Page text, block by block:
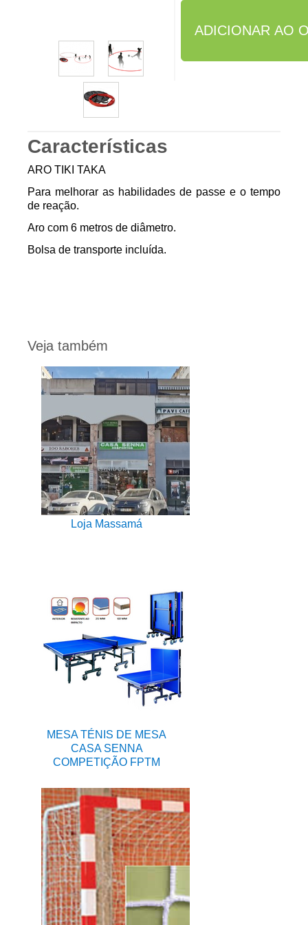
Características
ARO TIKI TAKA
Para melhorar as habilidades de passe e o tempo
de reação.
Aro com 6 metros de diâmetro.
Bolsa de transporte incluída.
Veja também
Loja Massamá
MESA TÉNIS DE MESA
CASA SENNA
COMPETIÇÃO FPTM